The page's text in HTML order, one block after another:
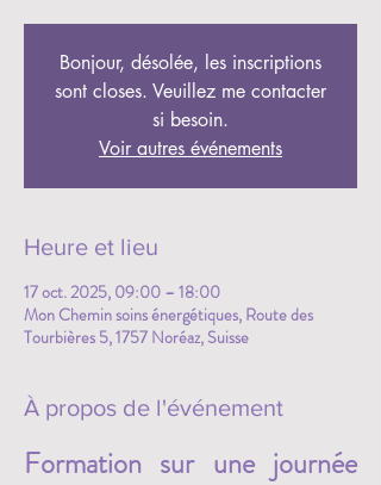
Bonjour, désolée, les inscriptions
sont closes. Veuillez me contacter
si besoin.
Voir autres événements
Heure et lieu
17 oct. 2025, 09:00 – 18:00
Mon Chemin soins énergétiques, Route des
Tourbières 5, 1757 Noréaz, Suisse
À propos de l'événement
Formation sur une journée